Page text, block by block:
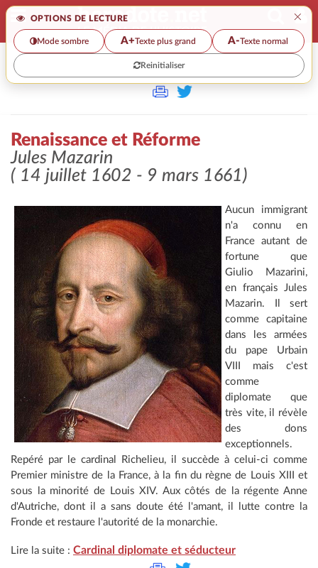
OPTIONS DE LECTURE ×
Mode sombre A+Texte plus grand A-Texte normal
Reinitialiser
>>
Renaissance et Réforme
Jules Mazarin
( 14 juillet 1602 - 9 mars 1661)
Aucun immigrant
n'a connu en
France autant de
fortune que
Giulio Mazarini,
en français Jules
Mazarin. Il sert
comme capitaine
dans les armées
du pape Urbain
VIII mais c'est
comme
diplomate que
très vite, il révèle
des dons
exceptionnels.
Repéré par le cardinal Richelieu, il succède à celui-ci comme
Premier ministre de la France, à la fin du règne de Louis XIII et
sous la minorité de Louis XIV. Aux côtés de la régente Anne
d'Autriche, dont il a sans doute été l'amant, il lutte contre la
Fronde et restaure l'autorité de la monarchie.
Lire la suite : Cardinal diplomate et séducteur